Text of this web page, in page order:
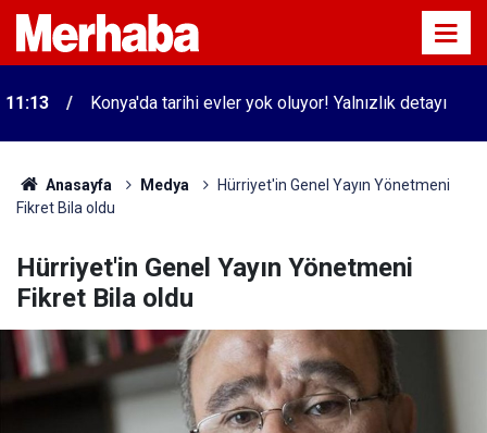
11:13 Konya'da tarihi evler yok oluyor! Yalnızlık detayı
Anasayfa Medya
Hürriyet'in Genel Yayın Yönetmeni
Fikret Bila oldu
Hürriyet'in Genel Yayın Yönetmeni
Fikret Bila oldu